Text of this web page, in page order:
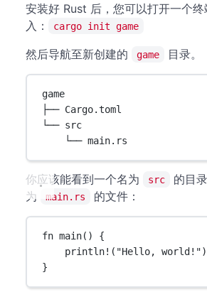
安装好 Rust 后，您可以打开一个
入：
cargo init game
然后导航至新创建的 game 目录。
game
├── Cargo.toml
└── src
└── main.rs
你应该能看到一个名为 src
的目
为
main.rs 的文件：
fn main() {
println! ( "Hello, world!"
}